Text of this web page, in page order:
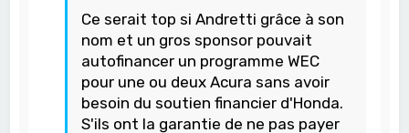
Ce serait top si Andretti grâce à son
nom et un gros sponsor pouvait
autofinancer un programme WEC
pour une ou deux Acura sans avoir
besoin du soutien financier d'Honda.
S'ils ont la garantie de ne pas payer